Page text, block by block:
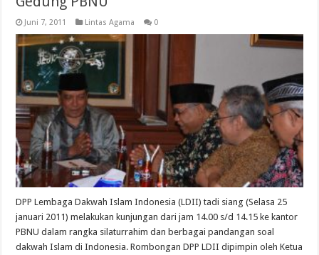
Juni 7, 2011 Lintas Agama 0
DPP Lembaga Dakwah Islam Indonesia (LDII) tadi siang (Selasa 25
januari 2011) melakukan kunjungan dari jam 14.00 s/d 14.15 ke kantor
PBNU dalam rangka silaturrahim dan berbagai pandangan soal
dakwah Islam di Indonesia. Rombongan DPP LDII dipimpin oleh Ketua